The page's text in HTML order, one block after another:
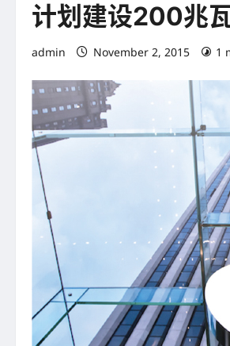
计划建设200兆
admin November 2, 2015 1